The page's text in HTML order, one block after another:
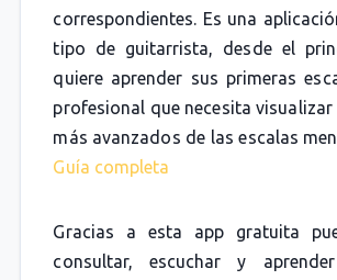
correspondientes. Es una
tipo de guitarrista, desde el
quiere aprender sus primeras
profesional que necesita
más avanzados de las escalas
Guía completa
Gracias a esta app gratuita
consultar, escuchar y